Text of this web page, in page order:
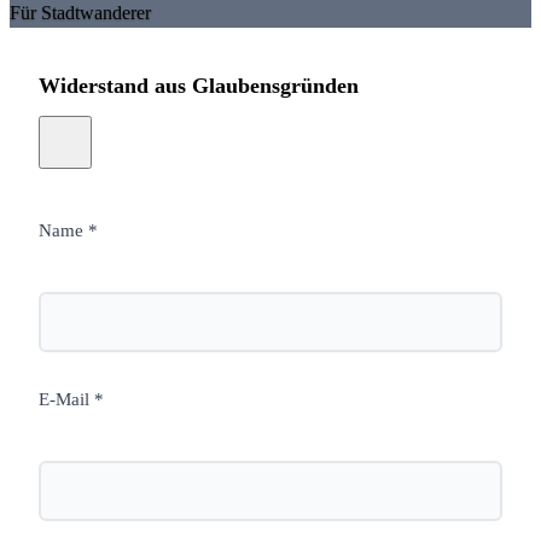
Für Stadtwanderer
Widerstand aus Glaubensgründen
Name *
E-Mail *